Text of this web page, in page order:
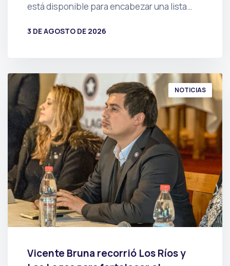
está disponible para encabezar una lista…
3 DE AGOSTO DE 2026
NOTICIAS
Vicente Bruna recorrió Los Ríos y